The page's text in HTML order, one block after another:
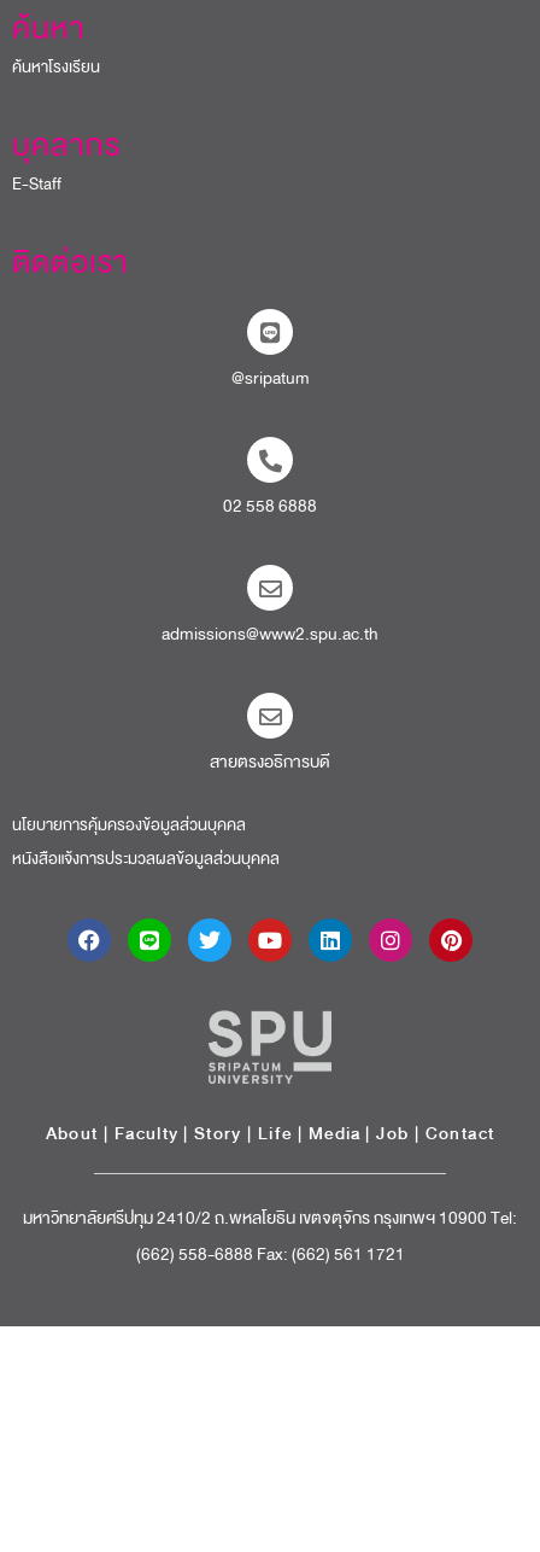
ค้นหา
ค้นหาโรงเรียน
บุคลากร
E-Staff
ติดต่อเรา
@sripatum
02 558 6888
admissions@www2.spu.ac.th
สายตรงอธิการบดี​
นโยบายการคุ้มครองข้อมูลส่วนบุคคล
หนังสือแจ้งการประมวลผลข้อมูลส่วนบุคคล
About | Faculty | Story | Life | Media |Job | Contact
มหาวิทยาลัยศรีปทุม 2410/2 ถ.พหลโยธิน เขตจตุจักร กรุงเทพฯ 10900 Tel:
(662) 558-6888 Fax: (662) 561 1721